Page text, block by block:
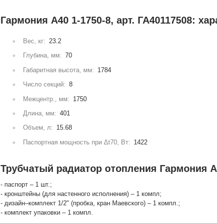
Гармония А40 1-1750-8, арт. ГА40117508:
Вес, кг: 23.2
Глубина, мм: 70
Габаритная высота, мм: 1784
Число секций: 8
Межцентр., мм: 1750
Длина, мм: 401
Объем, л: 15.68
Паспортная мощность при Δt70, Вт: 1422
Трубчатый радиатор отопления Гармония
- паспорт – 1 шт.;
- кронштейны (для настенного исполнения) – 1 компл;
- дизайн–комплект 1/2" (пробка, кран Маевского) – 1 компл.;
- комплект упаковки – 1 компл.